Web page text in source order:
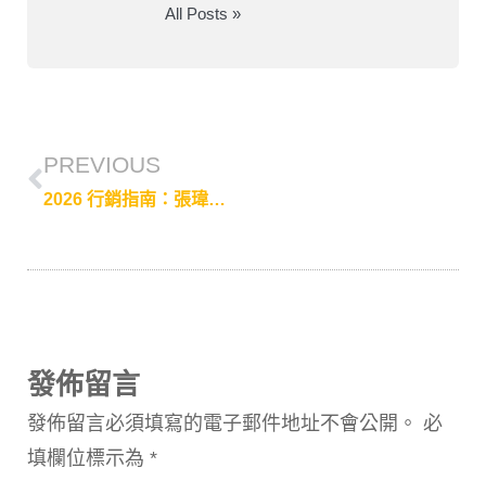
All Posts »
PREVIOUS
2026 行銷指南：張瑋容解析 Google Search Central，從爬蟲陷阱到內容策略
發佈留言
發佈留言必須填寫的電子郵件地址不會公開。 必
填欄位標示為 *